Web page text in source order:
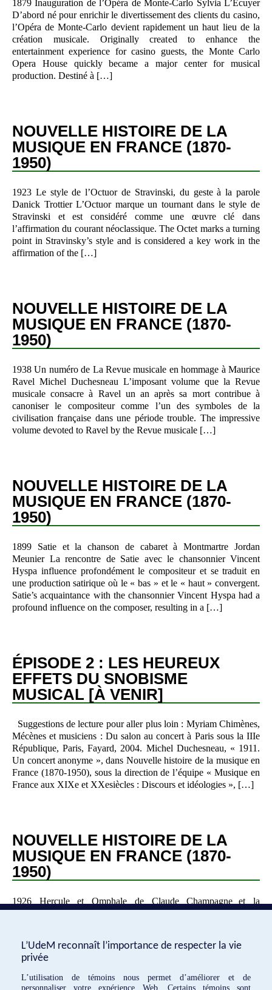
1879 Inauguration de l’Opéra de Monte-Carlo Sylvia L’Écuyer
D’abord né pour enrichir le divertissement des clients du casino,
l’Opéra de Monte-Carlo devient rapidement un haut lieu de la
création musicale. Originally created to enhance the
entertainment experience for casino guests, the Monte Carlo
Opera House quickly became a major center for musical
production. Destiné à […]
NOUVELLE HISTOIRE DE LA
MUSIQUE EN FRANCE (1870-
1950)
1923 Le style de l’Octuor de Stravinski, du geste à la parole
Danick Trottier L’Octuor marque un tournant dans le style de
Stravinski et est considéré comme une œuvre clé dans
l’affirmation du courant néoclassique. The Octet marks a turning
point in Stravinsky’s style and is considered a key work in the
affirmation of the […]
NOUVELLE HISTOIRE DE LA
MUSIQUE EN FRANCE (1870-
1950)
1938 Un numéro de La Revue musicale en hommage à Maurice
Ravel Michel Duchesneau L’imposant volume que la Revue
musicale consacre à Ravel un an après sa mort contribue à
canoniser le compositeur comme l’un des symboles de la
civilisation française dans une période trouble. The impressive
volume devoted to Ravel by the Revue musicale […]
NOUVELLE HISTOIRE DE LA
MUSIQUE EN FRANCE (1870-
1950)
1899 Satie et la chanson de cabaret à Montmartre Jordan
Meunier La rencontre de Satie avec le chansonnier Vincent
Hyspa influence profondément le compositeur et se traduit en
une production satirique où le « bas » et le « haut » convergent.
Satie’s acquaintance with the chansonnier Vincent Hyspa had a
profound influence on the composer, resulting in a […]
ÉPISODE 2 : LES HEUREUX
EFFETS DU SNOBISME
MUSICAL [À VENIR]
Suggestions de lecture pour aller plus loin : Myriam Chimènes,
Mécènes et musiciens : Du salon au concert à Paris sous la IIIe
République, Paris, Fayard, 2004. Michel Duchesneau, « 1911.
Un concert anonyme », dans Nouvelle histoire de la musique en
France (1870-1950), sous la direction de l’équipe « Musique en
France aux XIXe et XXesiècles : Discours et idéologies », […]
NOUVELLE HISTOIRE DE LA
MUSIQUE EN FRANCE (1870-
1950)
1926 Hercule et Omphale de Claude Champagne et la
formation des compositeurs québécois à Paris Jean Boivin Paris
served as a launching pad for the careers of many artists,
including Quebec composer Claude Champagne. La création à
[…]
L’UdeM reconnaît l’importance de respecter la vie
privée
L’utilisation de témoins nous permet d’améliorer et de
personnaliser votre expérience Web. Certains témoins sont